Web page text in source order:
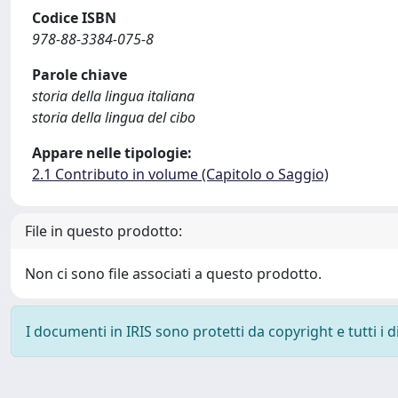
Codice ISBN
978-88-3384-075-8
Parole chiave
storia della lingua italiana
storia della lingua del cibo
Appare nelle tipologie:
2.1 Contributo in volume (Capitolo o Saggio)
File in questo prodotto:
Non ci sono file associati a questo prodotto.
I documenti in IRIS sono protetti da copyright e tutti i